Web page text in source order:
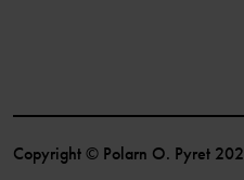
Copyright © Polarn O. Pyret